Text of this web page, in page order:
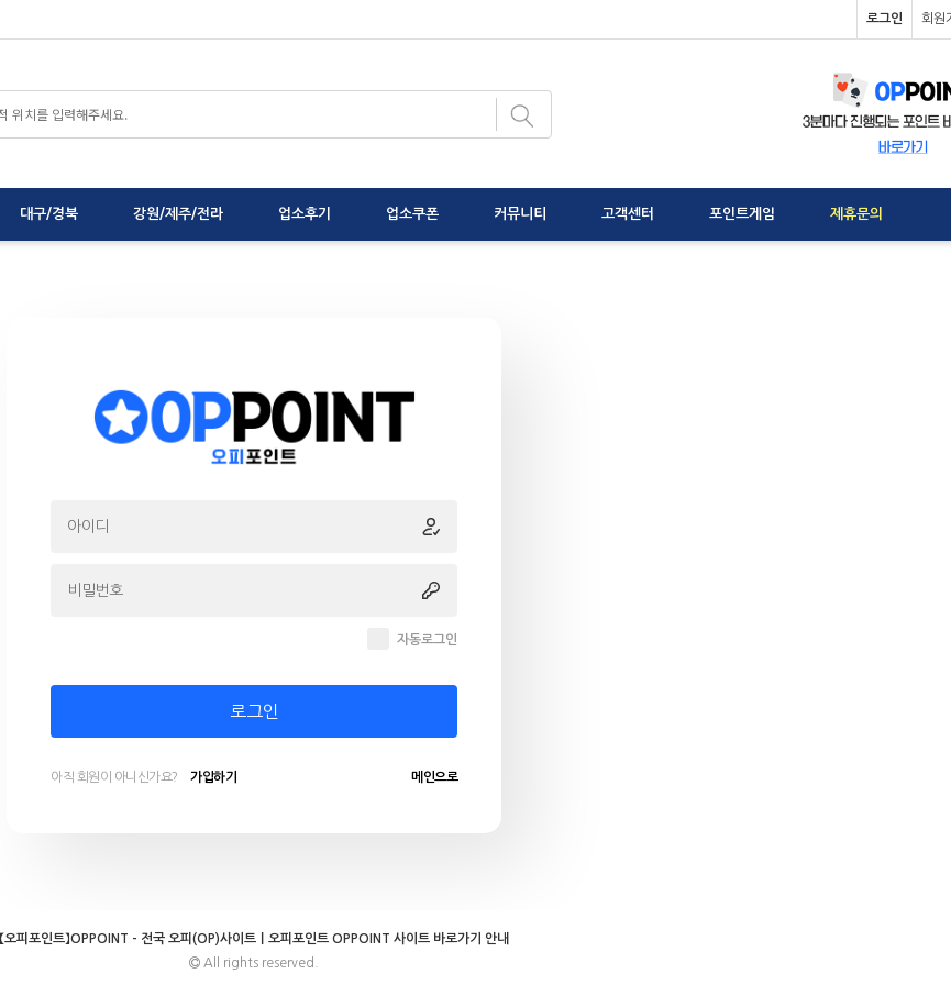
로그인 회원
대구/경북 강원/제주/전라 업소후기 업소쿠폰 커뮤니티 고객센터 포인트게임 제휴문의
자동로그인
로그인
아직 회원이 아니신가요? 가입하기 메인으로
【오피포인트】OPPOINT - 전국 오피(OP)사이트｜오피포인트 OPPOINT 사이트 바로가기 안내
All rights reserved.